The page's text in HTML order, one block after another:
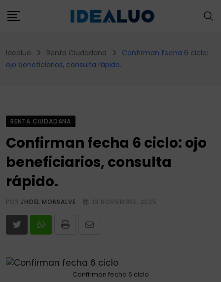
to
Idealuo Renta Ciudadana
Confirman fecha 6 ciclo:
ojo beneficiarios, consulta rápido.
RENTA CIUDADANA
Confirman fecha 6 ciclo: ojo
beneficiarios, consulta
rápido.
PORJHOEL MONSALVE 13 NOVIEMBRE, 2025
Print
Share
Confirman fecha 6 ciclo